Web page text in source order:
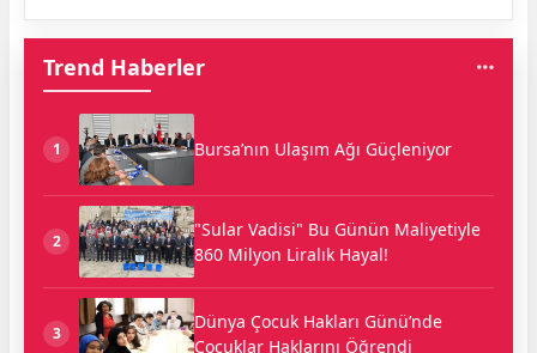
Trend Haberler
1 Bursa’nın Ulaşım Ağı Güçleniyor
2
"Sular Vadisi" Bu Günün Maliyetiyle
860 Milyon Liralık Hayal!
3
Dünya Çocuk Hakları Günü’nde
Çocuklar Haklarını Öğrendi